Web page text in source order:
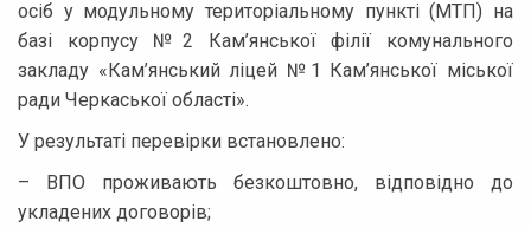
осіб у модульному територіальному пункті (МТП) на
базі корпусу №2 Кам’янської філії комунального
закладу «Кам’янський ліцей №1 Кам’янської міської
ради Черкаської області».
У результаті перевірки встановлено:
– ВПО проживають безкоштовно, відповідно до
укладених договорів;